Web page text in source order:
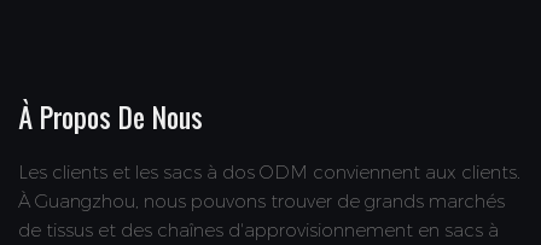
À Propos De Nous
Les clients et les sacs à dos ODM conviennent aux clients.
À Guangzhou, nous pouvons trouver de grands marchés
de tissus et des chaînes d'approvisionnement en sacs à